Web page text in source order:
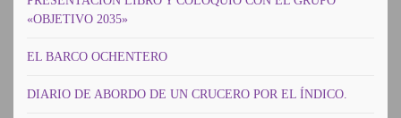
«OBJETIVO 2035»
EL BARCO OCHENTERO
DIARIO DE ABORDO DE UN CRUCERO POR EL ÍNDICO.